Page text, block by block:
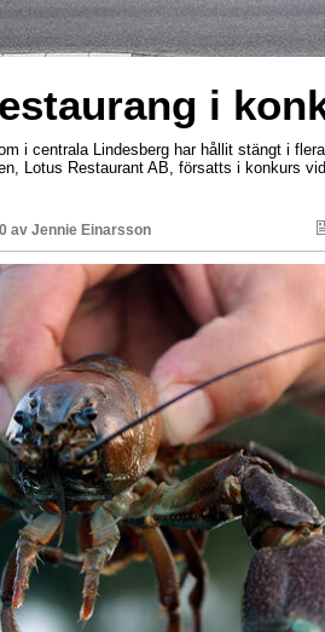
i
i centrala Lindesberg har hållit stängt i
Lotus Restaurant AB, försatts i konkurs
av Jennie Einarsson